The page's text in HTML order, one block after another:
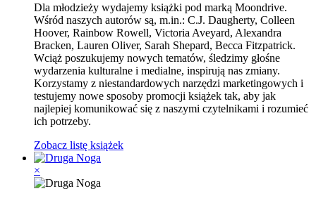
Dla młodzieży wydajemy książki pod marką Moondrive.
Wśród naszych autorów są, m.in.: C.J. Daugherty, Colleen
Hoover, Rainbow Rowell, Victoria Aveyard, Alexandra
Bracken, Lauren Oliver, Sarah Shepard, Becca Fitzpatrick.
Wciąż poszukujemy nowych tematów, śledzimy głośne
wydarzenia kulturalne i medialne, inspirują nas zmiany.
Korzystamy z niestandardowych narzędzi marketingowych i
testujemy nowe sposoby promocji książek tak, aby jak
najlepiej komunikować się z naszymi czytelnikami i rozumieć
ich potrzeby.
Zobacz listę książek
×